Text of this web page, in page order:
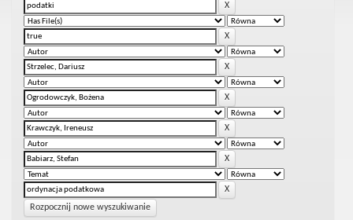
Rozpocznij nowe wyszukiwanie